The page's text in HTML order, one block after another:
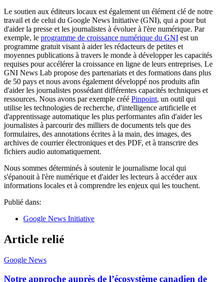
Le soutien aux éditeurs locaux est également un élément clé de notre
travail et de celui du Google News Initiative (GNI), qui a pour but
d'aider la presse et les journalistes à évoluer à l'ère numérique. Par
exemple, le programme de croissance numérique du GNI est un
programme gratuit visant à aider les rédacteurs de petites et
moyennes publications à travers le monde à développer les capacités
requises pour accélérer la croissance en ligne de leurs entreprises. Le
GNI News Lab propose des partenariats et des formations dans plus
de 50 pays et nous avons également développé nos produits afin
d'aider les journalistes possédant différentes capacités techniques et
ressources. Nous avons par exemple créé Pinpoint, un outil qui
utilise les technologies de recherche, d'intelligence artificielle et
d'apprentissage automatique les plus performantes afin d'aider les
journalistes à parcourir des milliers de documents tels que des
formulaires, des annotations écrites à la main, des images, des
archives de courrier électroniques et des PDF, et à transcrire des
fichiers audio automatiquement.
Nous sommes déterminés à soutenir le journalisme local qui
s'épanouit à l'ère numérique et d'aider les lecteurs à accéder aux
informations locales et à comprendre les enjeux qui les touchent.
Publié dans:
Google News Initiative
Article relié
Google News
Notre approche auprès de l’écosystème canadien de